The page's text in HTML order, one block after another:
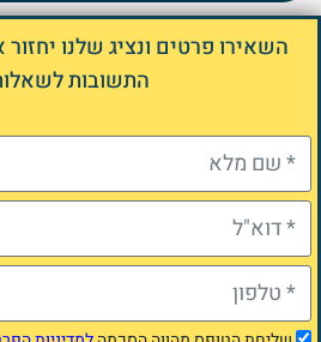
השאירו פרטים ונציג שלנו
התשובות